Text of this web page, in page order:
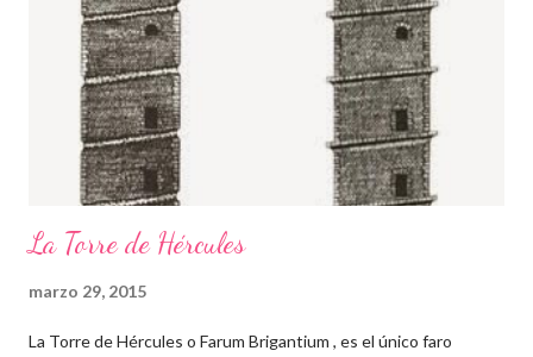
San Petersburgo Según el propio Canova , esta obra se inspira
en El asno de oro de Apuleyo . En el momento en el que Eros
acude a despertar a Psique del profundo e infernal sueño en
que estaba sumergida tras haber abierto el jarrón entregad...
La Torre de Hércules
marzo 29, 2015
La Torre de Hércules o Farum Brigantium , es el único faro